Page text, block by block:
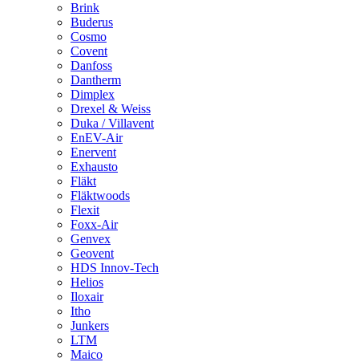
Brink
Buderus
Cosmo
Covent
Danfoss
Dantherm
Dimplex
Drexel & Weiss
Duka / Villavent
EnEV-Air
Enervent
Exhausto
Fläkt
Fläktwoods
Flexit
Foxx-Air
Genvex
Geovent
HDS Innov-Tech
Helios
Iloxair
Itho
Junkers
LTM
Maico